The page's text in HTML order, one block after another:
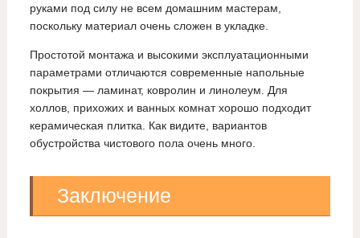
руками под силу не всем домашним мастерам,
поскольку материал очень сложен в укладке.
Простотой монтажа и высокими эксплуатационными
параметрами отличаются современные напольные
покрытия — ламинат, ковролин и линолеум. Для
холлов, прихожих и ванных комнат хорошо подходит
керамическая плитка. Как видите, вариантов
обустройства чистового пола очень много.
Заключение